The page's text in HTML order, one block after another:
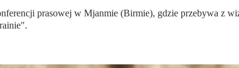
prasowej w Mjanmie (Birmie), gdzie przebywa z